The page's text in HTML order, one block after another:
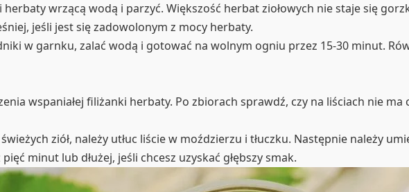
wrzącą wodą i parzyć. Większość herbat ziołowych nie staje się
jeśli jest się zadowolonym z mocy herbaty.
w garnku, zalać wodą i gotować na wolnym ogniu przez 15-30 minut.
wspaniałej filiżanki herbaty. Po zbiorach sprawdź, czy na liściach nie
ziół, należy utłuc liście w moździerzu i tłuczku. Następnie należy
minut lub dłużej, jeśli chcesz uzyskać głębszy smak.